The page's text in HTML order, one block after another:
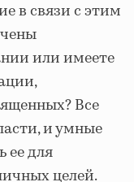
в связи с этим
или имеете
Все
и умные
ее для
целей.